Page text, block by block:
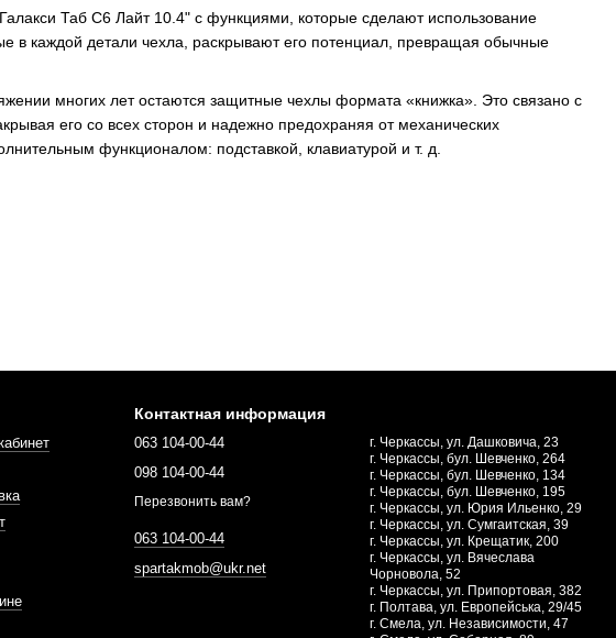
Таб С6 Лайт 10.4" с функциями, которые сделают использование
каждой детали чехла, раскрывают его потенциал, превращая обычные
многих лет остаются защитные чехлы формата «книжка». Это связано с
его со всех сторон и надежно предохраняя от механических
функционалом: подставкой, клавиатурой и т. д.
Контактная информация
063 104-00-44
098 104-00-44
Перезвонить вам?
063 104-00-44
spartakmob@ukr.net
г. Черкассы, ул. Дашковича, 23
г. Черкассы, бул. Шевченко, 264
г. Черкассы, бул. Шевченко, 134
г. Черкассы, бул. Шевченко, 195
г. Черкассы, ул. Юрия Ильенко, 29
г. Черкассы, ул. Сумгаитская, 39
г. Черкассы, ул. Крещатик, 200
г. Черкассы, ул. Вячеслава
Чорновола, 52
г. Черкассы, ул. Припортовая, 382
г. Полтава, ул. Европейська, 29/45
г. Смела, ул. Независимости, 47